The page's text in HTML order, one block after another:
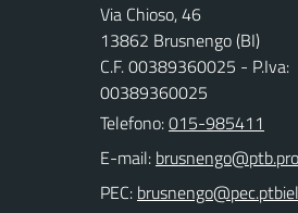
Via Chioso, 46
13862 Brusnengo (BI)
C.F. 00389360025 - P.Iva:
00389360025
Telefono:015-985411
E-mail:
PEC: